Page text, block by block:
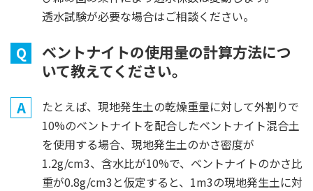
透水試験が必要な場合はご相談ください。
Q
ベントナイトの使用量の計算方法につ
いて教えてください。
A
たとえば、現地発生土の乾燥重量に対して外割りで
10%のベントナイトを配合したベントナイト混合土
を使用する場合、現地発生土のかさ密度が
1.2g/cm3、含水比が10%で、ベントナイトのかさ比
重が0.8g/cm3と仮定すると、1m3の現地発生土に対